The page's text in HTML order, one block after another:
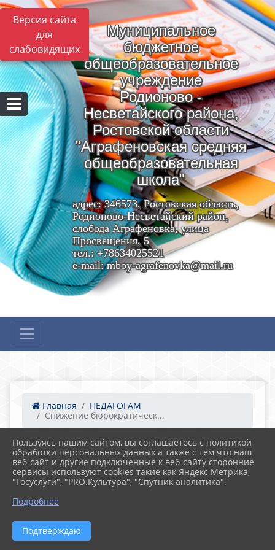
Версия сайта
для
слабовидящих
Муниципальное
бюджетное
общеобразовательное
учреждение
Родионово -
Несветайского района,
Ростовской области
"Аграфеновская средняя
общеобразовательная
школа"
адрес: 346573, Ростовская область,
Родионово-Несветайский район,
слобода Аграфеновка, улица
Просвещения, 5
тел.: +78634025521
e-mail: mboy-agrafenovka@mail.ru
Главная
ПЕДАГОГАМ
Снижение бюрократическ...
15.09.2023 09:56 81
Снижение бюрократической нагрузки на
педагогов.
Пользуясь нашим сайтом, вы соглашаетесь с политикой
обработки персональных данных а также с тем что наш
веб-сайт и другие подключенные к веб-сайту сторонние
сервисы используют cookies такие как Яндекс Метрика,
"Госуслуги", "PRO.Культура", "Спутник аналитика".
Подробнее
Подтверждаю